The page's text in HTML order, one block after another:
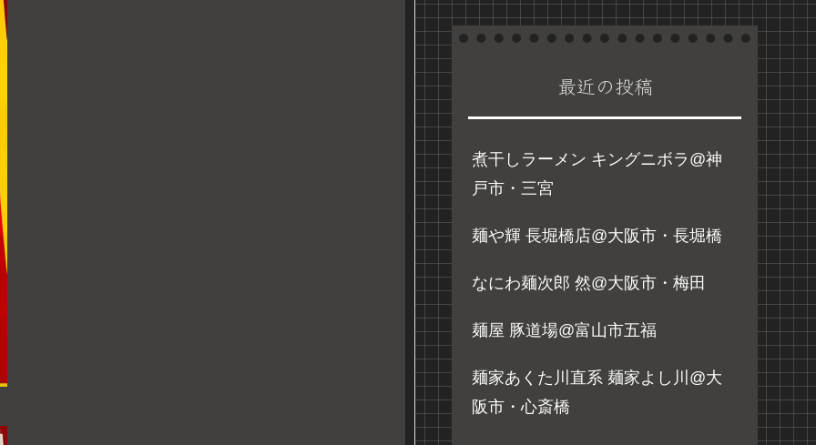
最近の投稿
煮干しラーメン キングニボラ@神
戸市・三宮
麺や輝 長堀橋店@大阪市・長堀橋
なにわ麺次郎 然@大阪市・梅田
麺屋 豚道場@富山市五福
麺家あくた川直系 麺家よし川@大
阪市・心斎橋